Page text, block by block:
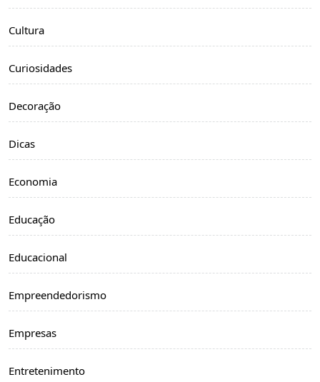
Cultura
Curiosidades
Decoração
Dicas
Economia
Educação
Educacional
Empreendedorismo
Empresas
Entretenimento